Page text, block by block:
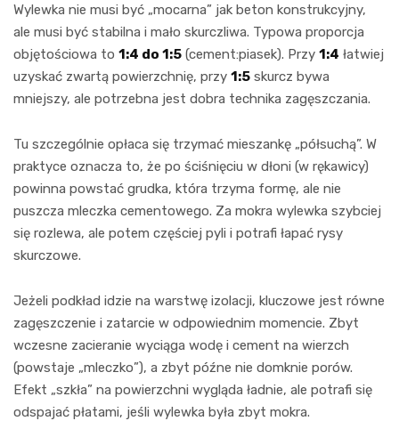
Wylewka nie musi być „mocarna” jak beton konstrukcyjny,
ale musi być stabilna i mało skurczliwa. Typowa proporcja
objętościowa to 1:4 do 1:5 (cement:piasek). Przy 1:4 łatwiej
uzyskać zwartą powierzchnię, przy 1:5 skurcz bywa
mniejszy, ale potrzebna jest dobra technika zagęszczania.
Tu szczególnie opłaca się trzymać mieszankę „półsuchą”. W
praktyce oznacza to, że po ściśnięciu w dłoni (w rękawicy)
powinna powstać grudka, która trzyma formę, ale nie
puszcza mleczka cementowego. Za mokra wylewka szybciej
się rozlewa, ale potem częściej pyli i potrafi łapać rysy
skurczowe.
Jeżeli podkład idzie na warstwę izolacji, kluczowe jest równe
zagęszczenie i zatarcie w odpowiednim momencie. Zbyt
wczesne zacieranie wyciąga wodę i cement na wierzch
(powstaje „mleczko”), a zbyt późne nie domknie porów.
Efekt „szkła” na powierzchni wygląda ładnie, ale potrafi się
odspajać płatami, jeśli wylewka była zbyt mokra.